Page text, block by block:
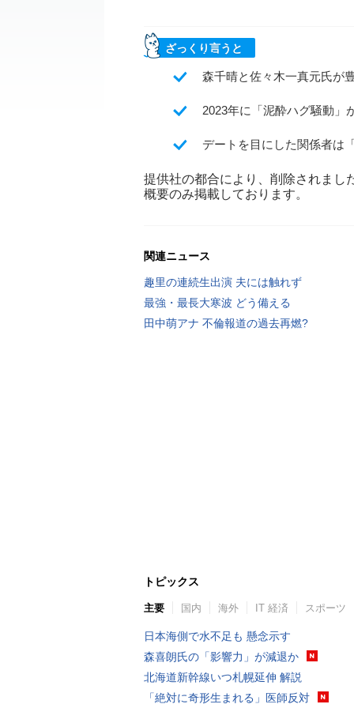
ざっくり言うと
森千晴と佐々木一真元氏が
2023年に「泥酔ハグ騒動」
デートを目にした関係者は
提供社の都合により、削除されまし
概要のみ掲載しております。
関連ニュース
趣里の連続生出演 夫には触れず
最強・最長大寒波 どう備える
田中萌アナ 不倫報道の過去再燃?
トピックス
主要 国内 海外 IT 経済 スポーツ
日本海側で水不足も 懸念示す
森喜朗氏の「影響力」が減退か
北海道新幹線いつ札幌延伸 解説
「絶対に奇形生まれる」医師反対